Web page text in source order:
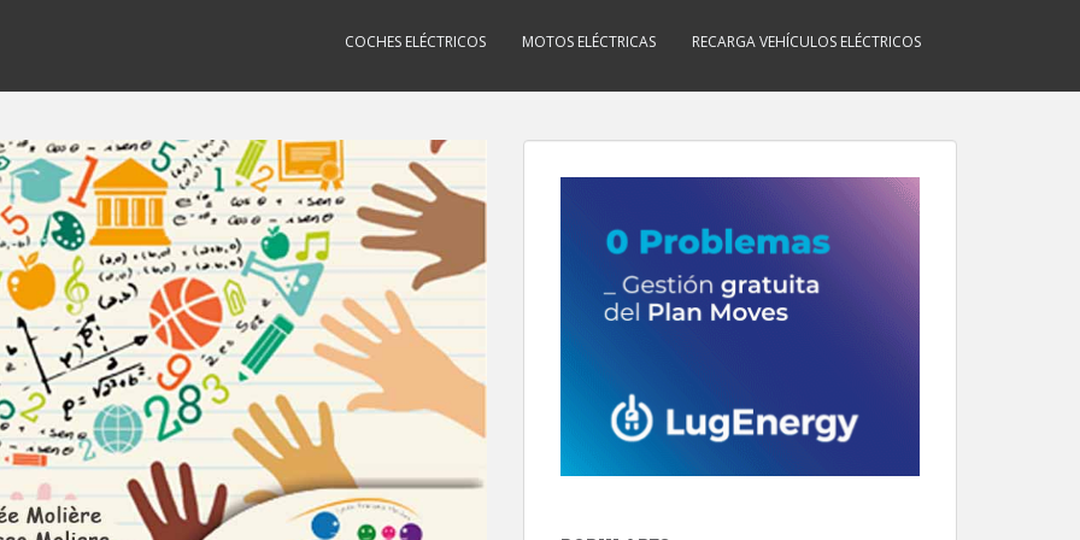
COCHES ELÉCTRICOS MOTOS ELÉCTRICAS RECARGA VEHÍCULOS ELÉCTRICOS